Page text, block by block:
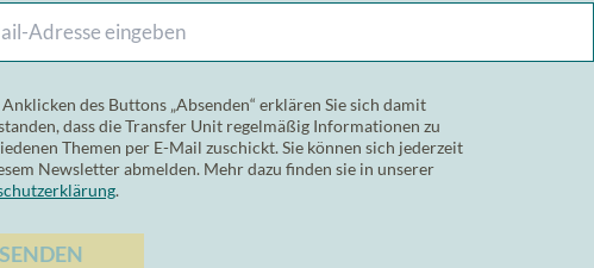
des Buttons „Absenden“ erklären Sie sich damit
dass die Transfer Unit regelmäßig Informationen zu
Themen per E-Mail zuschickt. Sie können sich jederzeit
Newsletter abmelden. Mehr dazu finden sie in unserer
.